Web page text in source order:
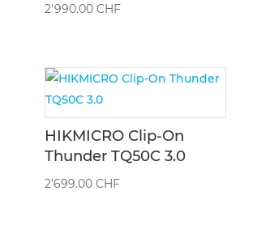
2'990.00 CHF
HIKMICRO Clip-On
Thunder TQ50C 3.0
2'699.00 CHF